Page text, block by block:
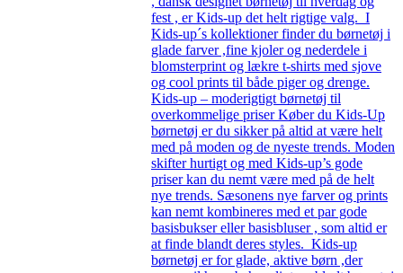
fest , er Kids-up det helt rigtige valg. I
Kids-up´s kollektioner finder du børnetøj i
glade farver ,fine kjoler og nederdele i
blomsterprint og lækre t-shirts med sjove
og cool prints til både piger og drenge.
Kids-up – moderigtigt børnetøj til
overkommelige priser Køber du Kids-Up
børnetøj er du sikker på altid at være helt
med på moden og de nyeste trends. Moden
skifter hurtigt og med Kids-up’s gode
priser kan du nemt være med på de helt
nye trends. Sæsonens nye farver og prints
kan nemt kombineres med et par gode
basisbukser eller basisbluser , som altid er
at finde blandt deres styles. Kids-up
børnetøj er for glade, aktive børn ,der